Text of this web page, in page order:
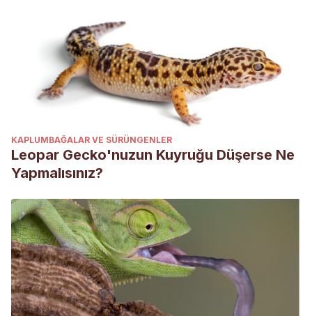
KAPLUMBAĞALAR VE SÜRÜNGENLER
Leopar Gecko'nuzun Kuyruğu Düşerse Ne
Yapmalısınız?